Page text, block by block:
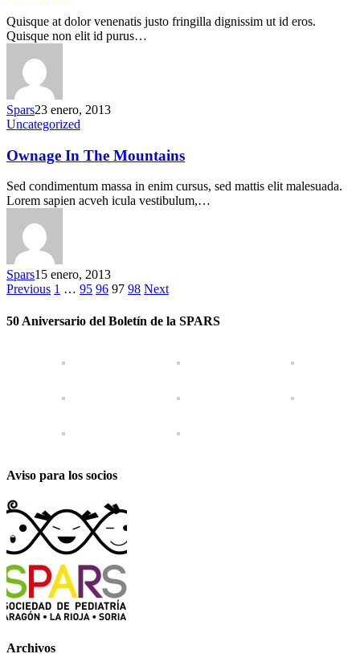
Quisque at dolor venenatis justo fringilla dignissim ut id eros.
Quisque non elit id purus…
Spars23 enero, 2013
Uncategorized
Ownage In The Mountains
Sed condimentum massa in enim cursus, sed mattis elit malesuada.
Lorem sapien acveh icula vestibulum,…
Spars15 enero, 2013
Previous 1 … 95 96 97 98 Next
50 Aniversario del Boletín de la SPARS
Aviso para los socios
Archivos